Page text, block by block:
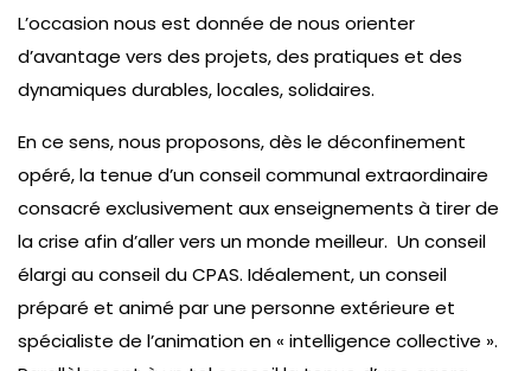
L’occasion nous est donnée de nous orienter
d’avantage vers des projets, des pratiques et des
dynamiques durables, locales, solidaires.
En ce sens, nous proposons, dès le déconfinement
opéré, la tenue d’un conseil communal extraordinaire
consacré exclusivement aux enseignements à tirer de
la crise afin d’aller vers un monde meilleur. Un conseil
élargi au conseil du CPAS. Idéalement, un conseil
préparé et animé par une personne extérieure et
spécialiste de l’animation en « intelligence collective ».